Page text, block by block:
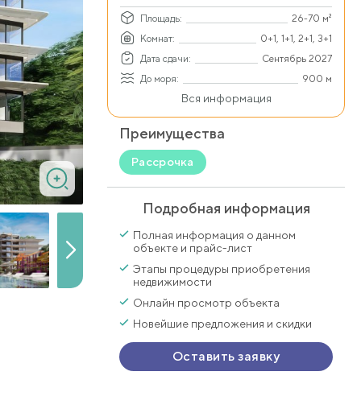
Площадь:
26-70 м²
Комнат:
0+1, 1+1, 2+1, 3+1
Дата сдачи:
Сентябрь 2027
До моря:
900 м
Вся информация
Преимущества
Рассрочка
Подробная информация
Полная информация о данном
объекте и прайс-лист
Этапы процедуры приобретения
недвижимости
Онлайн просмотр объекта
Новейшие предложения и скидки
Оставить заявку